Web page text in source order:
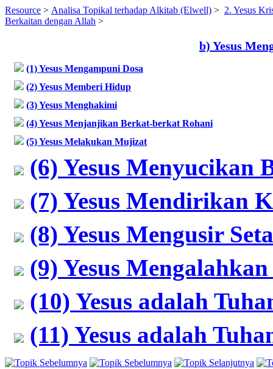
Resource > Analisa Topikal terhadap Alkitab (Elwell) > 2. Yesus
Berkaitan dengan Allah >
b) Yesus
(1) Yesus Mengampuni Dosa
(2) Yesus Memberi Hidup
(3) Yesus Menghakimi
(4) Yesus Menjanjikan Berkat-berkat Rohani
(5) Yesus Melakukan Mujizat
(6) Yesus Menyucikan
(7) Yesus Mendirikan
(8) Yesus Mengusir
(9) Yesus
(10) Yesus adalah
(11) Yesus adalah